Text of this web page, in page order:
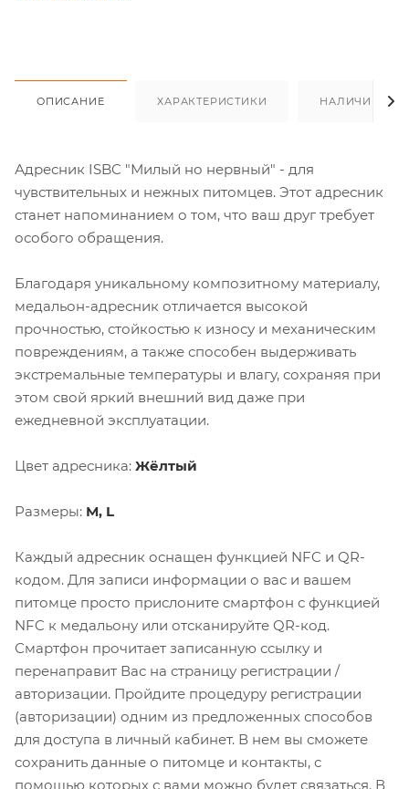
ОПИСАНИЕ ХАРАКТЕРИСТИКИ НАЛИЧИЕ
Адресник ISBC "Милый но нервный" - для
чувствительных и нежных питомцев. Этот адресник
станет напоминанием о том, что ваш друг требует
особого обращения.
Благодаря уникальному композитному материалу,
медальон-адресник отличается высокой
прочностью, стойкостью к износу и механическим
повреждениям, а также способен выдерживать
экстремальные температуры и влагу, сохраняя при
этом свой яркий внешний вид даже при
ежедневной эксплуатации.
Цвет адресника: Жёлтый
Размеры: М, L
Каждый адресник оснащен функцией NFC и QR-
кодом. Для записи информации о вас и вашем
питомце просто прислоните смартфон с функцией
NFC к медальону или отсканируйте QR-код.
Смартфон прочитает записанную ссылку и
перенаправит Вас на страницу регистрации /
авторизации. Пройдите процедуру регистрации
(авторизации) одним из предложенных способов
для доступа в личный кабинет. В нем вы сможете
сохранить данные о питомце и контакты, с
помощью которых с вами можно будет связаться. В